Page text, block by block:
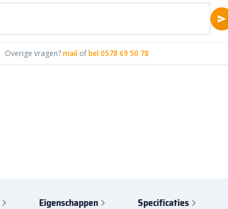
Overige vragen?mail ofbel 0578 69 50 78
Eigenschappen Specificaties